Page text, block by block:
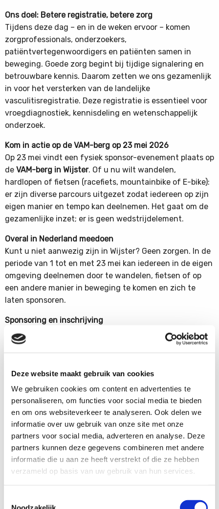
Deze website maakt gebruik van cookies
We gebruiken cookies om content en advertenties te
personaliseren, om functies voor social media te bieden
en om ons websiteverkeer te analyseren. Ook delen we
informatie over uw gebruik van onze site met onze
partners voor social media, adverteren en analyse. Deze
partners kunnen deze gegevens combineren met andere
informatie die u aan ze heeft verstrekt of die ze hebben
verzameld op basis van uw gebruik van hun services.
Ons doel: Betere registratie, betere zorg
Tijdens deze dag – en in de weken ervoor – komen
zorgprofessionals, onderzoekers,
patiëntvertegenwoordigers en patiënten samen in
beweging. Goede zorg begint bij tijdige signalering en
betrouwbare kennis. Daarom zetten we ons gezamenlijk
in voor het versterken van de landelijke
vasculitisregistratie. Deze registratie is essentieel voor
vroegdiagnostiek, kennisdeling en wetenschappelijk
onderzoek.
Kom in actie op de VAM-berg op 23 mei 2026
Op 23 mei vindt een fysiek sponsor-evenement plaats op
de VAM-berg in Wijster. Of u nu wilt wandelen,
hardlopen of fietsen (racefiets, mountainbike of E-bike):
er zijn diverse parcours uitgezet zodat iedereen op zijn
eigen manier en tempo kan deelnemen. Het gaat om de
gezamenlijke inzet; er is geen wedstrijdelement.
Overal in Nederland meedoen
Kunt u niet aanwezig zijn in Wijster? Geen zorgen. In de
periode van 1 tot en met 23 mei kan iedereen in de eigen
omgeving deelnemen door te wandelen, fietsen of op
een andere manier in beweging te komen en zich te
laten sponsoren.
Sponsoring en inschrijving
De sponsoring verloopt via een veilig online platform.
Hier kunt u eenvoudig een eigen actiepagina aanmaken
Donateurs kunnen veilig betalen via iDEAL, PayPal of
De inschrijvingen openen inmaart 2026. We nodigen u
van harte uit om mee te doen, mee te denken en dit
initiatief binnen uw eigen netwerk onder de aandacht
te brengen.
Vorig jaar hebben we veel reacties ontvangen op de
nieuwsbrief over dit evenement. We danken iedereen
Binnenkort ontvangt u meer informatie over de